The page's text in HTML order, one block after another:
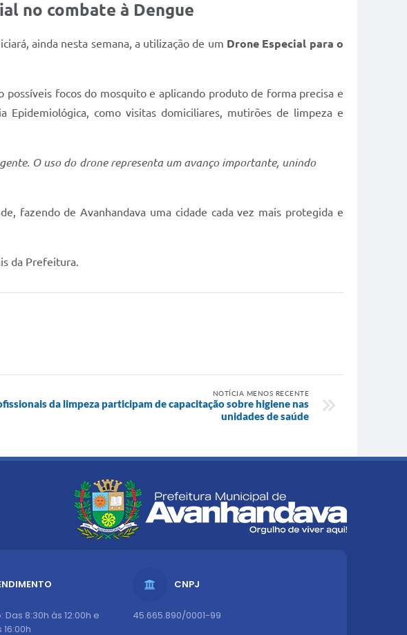
no combate à Dengue
ainda nesta semana, a utilização de um Drone Especial para o
focos do mosquito e aplicando produto de forma precisa e
Epidemiológica, como visitas domiciliares, mutirões de limpeza e
O uso do drone representa um avanço importante, unindo
fazendo de Avanhandava uma cidade cada vez mais protegida e
da Prefeitura.
NOTÍCIA MENOS RECENTE
da limpeza participam de capacitação sobre higiene nas
unidades de saúde
8:30h às 12:00h e
16:00h
CNPJ
45.665.890/0001-99